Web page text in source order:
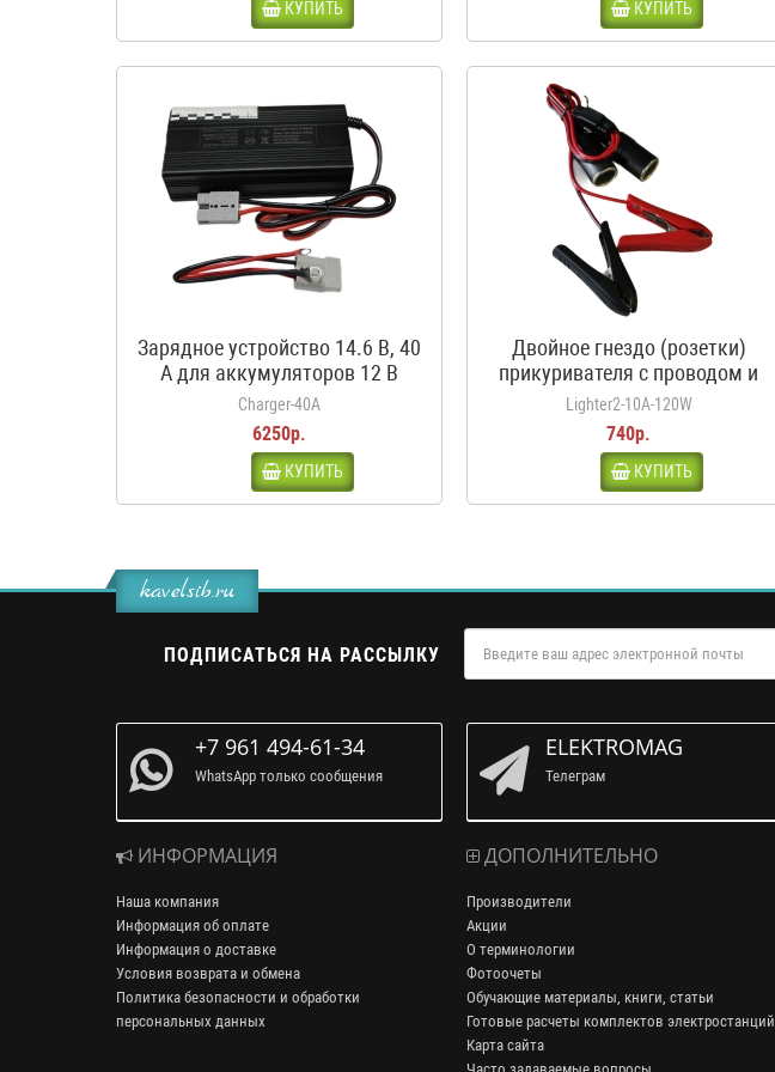
КУПИТЬ КУПИТЬ
Зарядное устройство 14.6 В, 40
А для аккумуляторов 12 В
LiFePO4
Charger-40A
6250р.
КУПИТЬ
Двойное гнездо (розетки)
прикуривателя с проводом и
крокодилами, 10А, 120Вт, 12-24В
Lighter2-10A-120W
740р.
КУПИТЬ
kavelsib.ru
ПОДПИСАТЬСЯ НА РАССЫЛКУ
+7 961 494-61-34
WhatsApp только сообщения
ELEKTROMAG
Телеграм
ИНФОРМАЦИЯ
Наша компания
Информация об оплате
Информация о доставке
Условия возврата и обмена
Политика безопасности и обработки
персональных данных
ДОПОЛНИТЕЛЬНО
Производители
Акции
О терминологии
Фотоочеты
Обучающие материалы, книги, статьи
Готовые расчеты комплектов электростанций
Карта сайта